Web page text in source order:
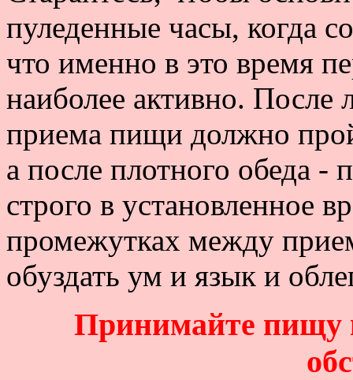
пуледенные часы, когда
что именно в это время
наиболее активно. После
приема пищи должно
а после плотного обеда -
строго в установленное
промежутках между
обуздать ум и язык и
Принимайте пищу